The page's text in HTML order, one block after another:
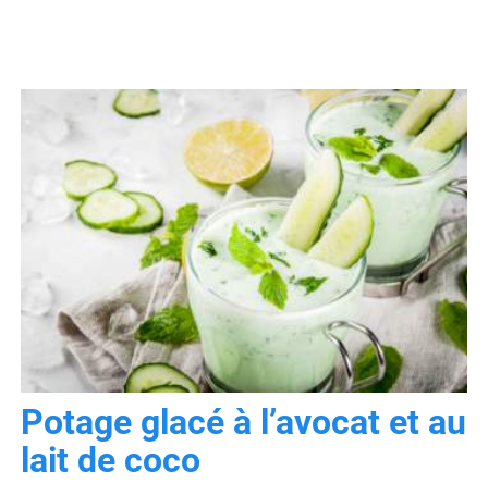
Potage glacé à l’avocat et au
lait de coco